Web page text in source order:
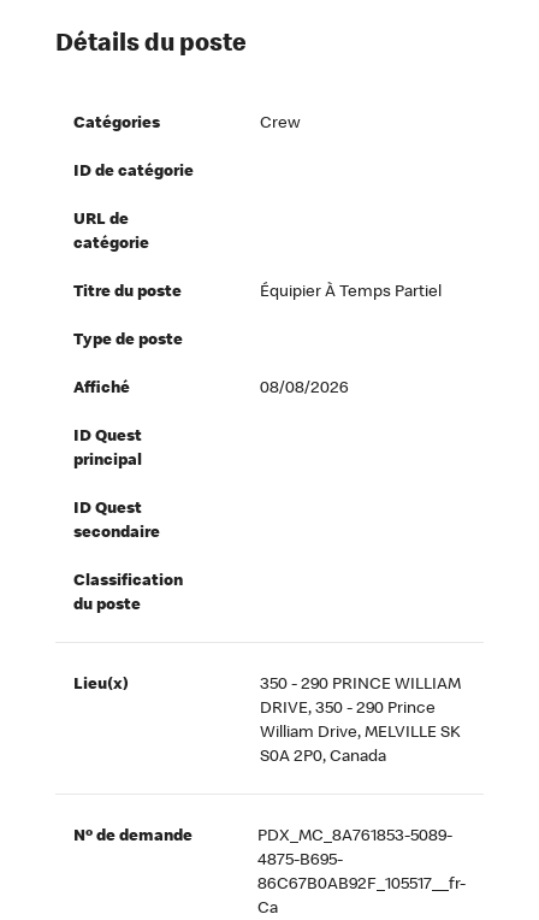
Détails du poste
Catégories Crew
ID de catégorie
URL de
catégorie
Titre du poste Équipier À Temps Partiel
Type de poste
Affiché 08/08/2026
ID Quest
principal
ID Quest
secondaire
Classification
du poste
Lieu(x)
350 - 290 PRINCE WILLIAM
DRIVE, 350 - 290 Prince
William Drive, MELVILLE SK
S0A 2P0, Canada
Nº de demande
PDX_MC_8A761853-5089-
4875-B695-
86C67B0AB92F_105517__fr-
Ca